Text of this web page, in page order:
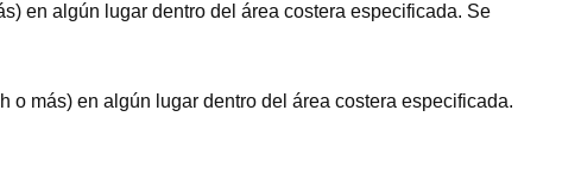
en algún lugar dentro del área costera especificada. Se
más) en algún lugar dentro del área costera especificada.